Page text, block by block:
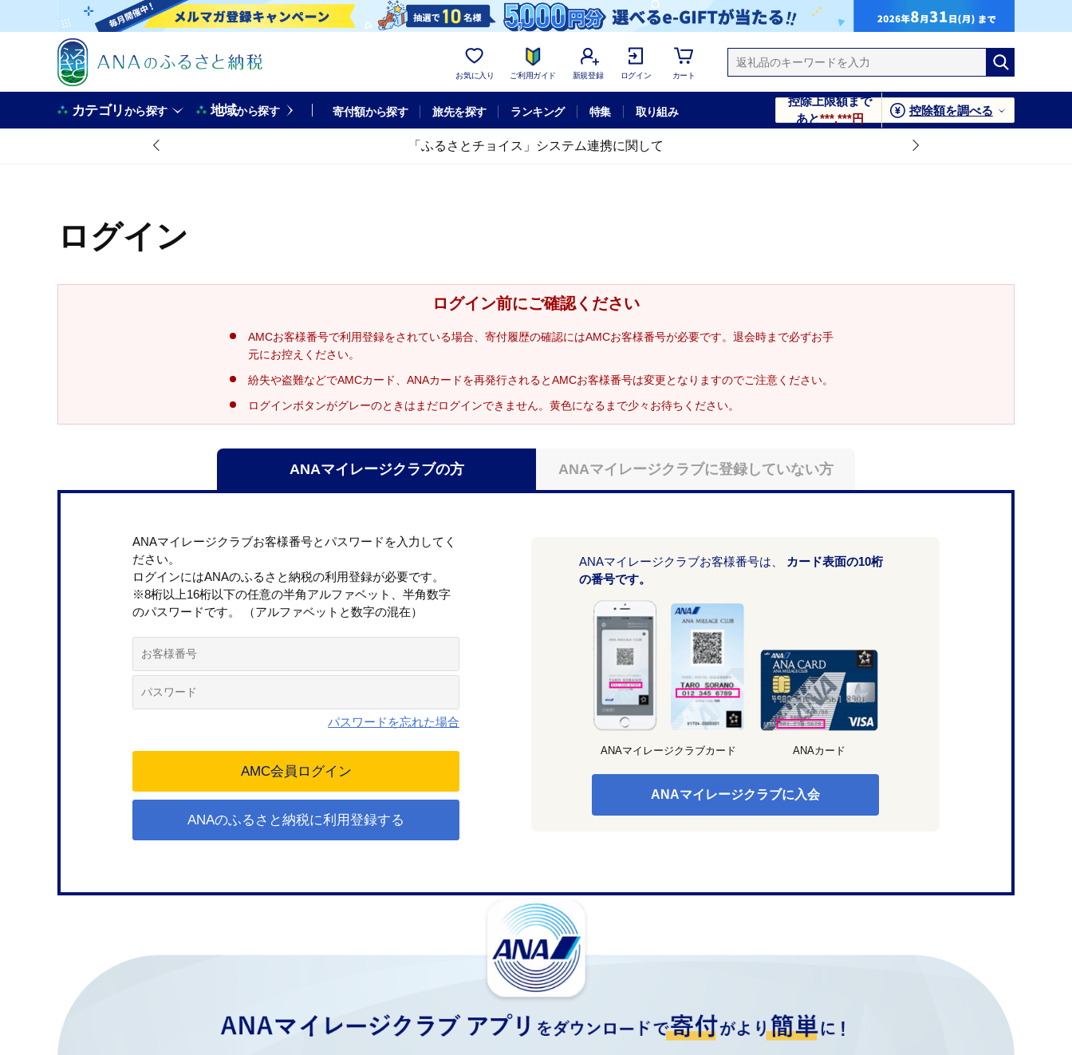
お気に入り ご利用ガイド 新規登録 ログイン カート
カテゴリから探す 地域から探す 寄付額から探す 旅先を探す ランキング 特集 取り組み
控除上限額まで
あと***,***円
控除額を調べる
「ふるさとチョイス」システム連携に関して
ログイン
ログイン前にご確認ください
AMCお客様番号で利用登録をされている場合、寄付履歴の確認にはAMCお客様番号が必要です。退会時まで必ずお手
元にお控えください。
紛失や盗難などでAMCカード、ANAカードを再発行されるとAMCお客様番号は変更となりますのでご注意ください。
ログインボタンがグレーのときはまだログインできません。黄色になるまで少々お待ちください。
ANAマイレージクラブの方 ANAマイレージクラブに登録していない方
ANAマイレージクラブお客様番号とパスワードを入力してく
ださい。
ログインにはANAのふるさと納税の利用登録が必要です。
※8桁以上16桁以下の任意の半角アルファベット、半角数字
のパスワードです。 （アルファベットと数字の混在）
パスワードを忘れた場合
ANAのふるさと納税に利用登録する
ANAマイレージクラブお客様番号は、
カード表面の10桁
の番号です。
ANAマイレージクラブカード ANAカード
ANAマイレージクラブに入会